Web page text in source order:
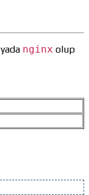
yada nginx olup